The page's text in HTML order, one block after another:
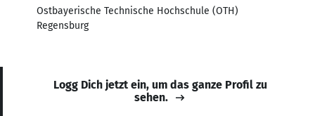
Ostbayerische Technische Hochschule (OTH)
Regensburg
Logg Dich jetzt ein, um das ganze Profil zu
sehen.